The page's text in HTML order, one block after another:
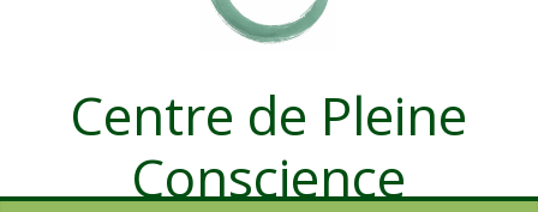
Célébrer la Vie jusque dans les petites actions
Centre de Pleine
Conscience